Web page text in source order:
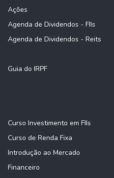
Ações
Agenda de Dividendos - FIIs
Agenda de Dividendos - Reits
Guia do IRPF
Curso Investimento em FIIs
Curso de Renda Fixa
Introdução ao Mercado
Financeiro